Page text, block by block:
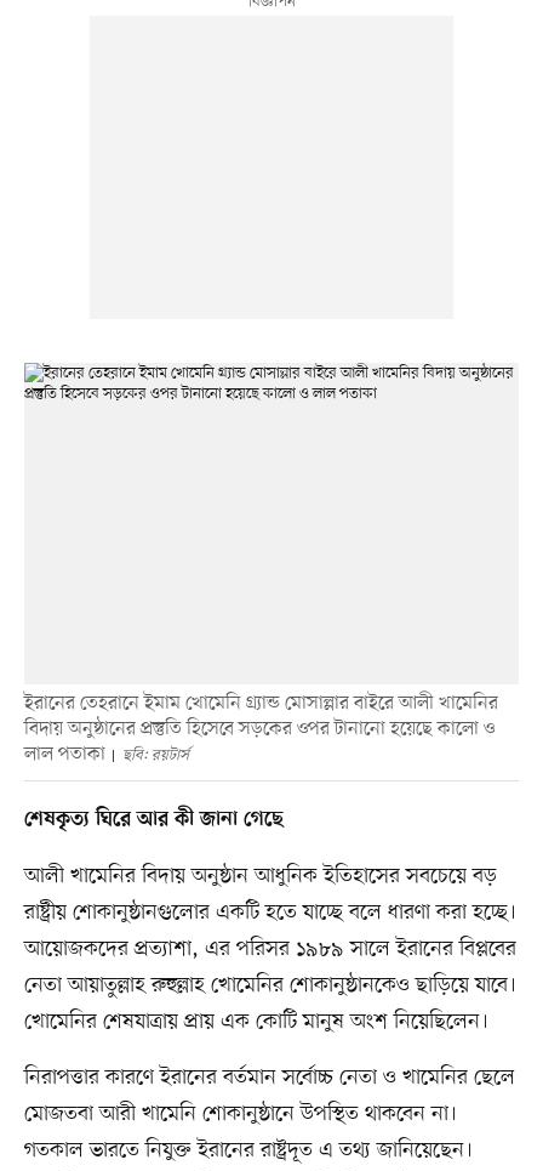
ইরানের তেহরানে ইমাম খোমেনি গ্র্যান্ড মোসাল্লার বাইরে আলী খামেনির
বিদায় অনুষ্ঠানের প্রস্তুতি হিসেবে সড়কের ওপর টানানো হয়েছে কালো ও
লাল পতাকা
ছবি: রয়টার্স
শেষকৃত্য ঘিরে আর কী জানা গেছে
আলী খামেনির বিদায় অনুষ্ঠান আধুনিক ইতিহাসের সবচেয়ে বড়
রাষ্ট্রীয় শোকানুষ্ঠানগুলোর একটি হতে যাচ্ছে বলে ধারণা করা হচ্ছে।
আয়োজকদের প্রত্যাশা, এর পরিসর ১৯৮৯ সালে ইরানের বিপ্লবের
নেতা আয়াতুল্লাহ রুহুল্লাহ খোমেনির শোকানুষ্ঠানকেও ছাড়িয়ে যাবে।
খোমেনির শেষযাত্রায় প্রায় এক কোটি মানুষ অংশ নিয়েছিলেন।
নিরাপত্তার কারণে ইরানের বর্তমান সর্বোচ্চ নেতা ও খামেনির ছেলে
মোজতবা আরী খামেনি শোকানুষ্ঠানে উপস্থিত থাকবেন না।
গতকাল ভারতে নিযুক্ত ইরানের রাষ্ট্রদূত এ তথ্য জানিয়েছেন।